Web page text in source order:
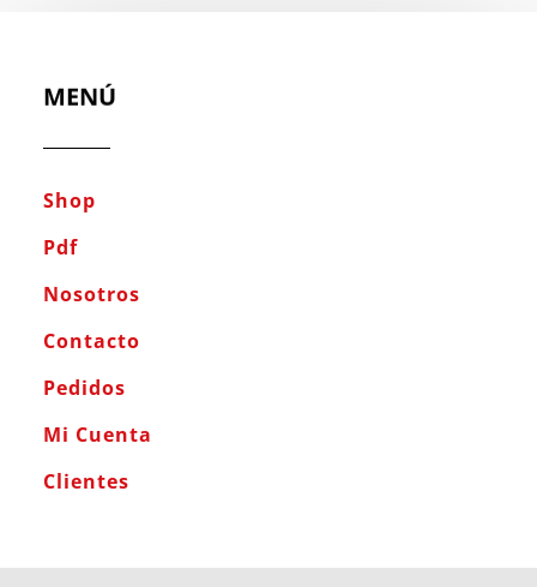
MENÚ
Shop
Pdf
Nosotros
Contacto
Pedidos
Mi Cuenta
Clientes